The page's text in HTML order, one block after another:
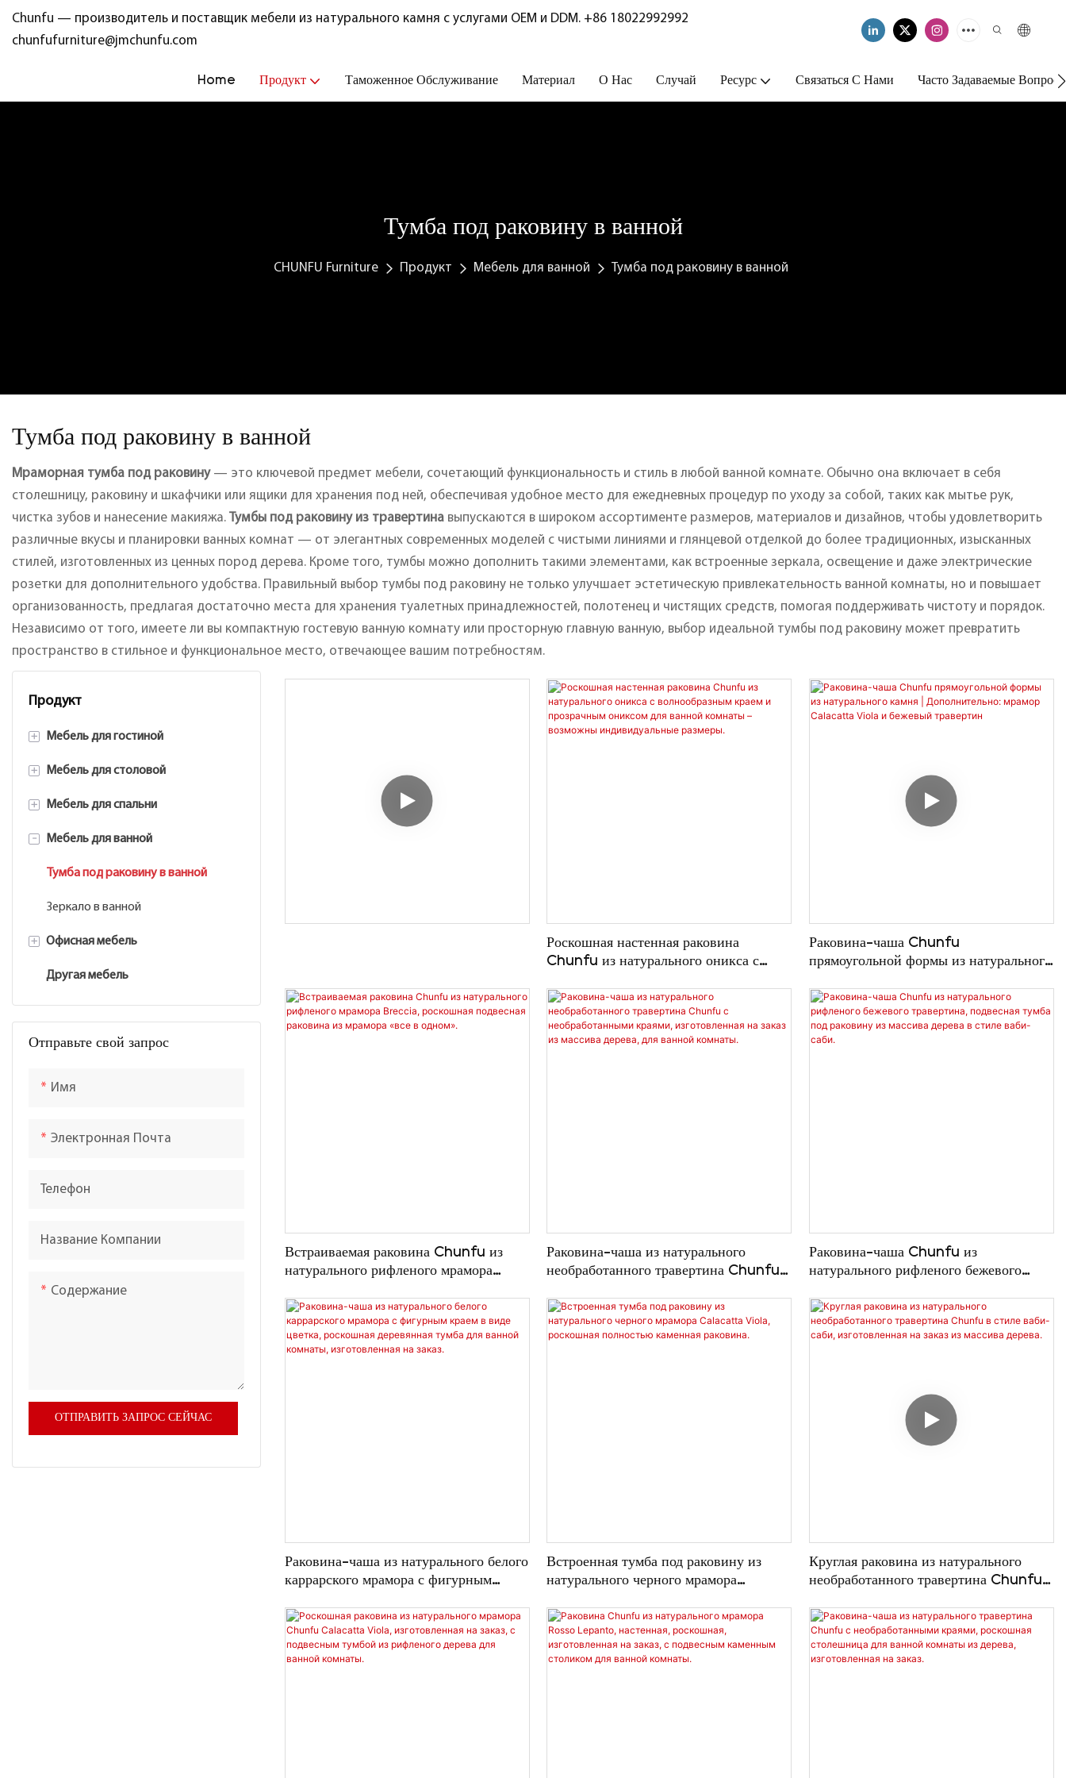
Chunfu — производитель и поставщик мебели из натурального камня с услугами OEM и DDM. +86 18022992992
chunfufurniture@jmchunfu.com
Home Продукт Таможенное Обслуживание Материал О Нас Случай Ресурс Связаться С Нами Часто Задаваемые
Тумба под раковину в ванной
CHUNFU Furniture Продукт Мебель для ванной Тумба под раковину в ванной
Тумба под раковину в ванной
Мраморная тумба под раковину— это ключевой предмет мебели, сочетающий функциональность и стиль в любой ванной комнате. Обычно она включает в себя
столешницу, раковину и шкафчики или ящики для хранения под ней, обеспечивая удобное место для ежедневных процедур по уходу за собой, таких как мытье рук,
чистка зубов и нанесение макияжа. Тумбы под раковину из травертина выпускаются в широком ассортименте размеров, материалов и дизайнов, чтобы удовлетворить
различные вкусы и планировки ванных комнат — от элегантных современных моделей с чистыми линиями и глянцевой отделкой до более традиционных, изысканных
стилей, изготовленных из ценных пород дерева. Кроме того, тумбы можно дополнить такими элементами, как встроенные зеркала, освещение и даже электрические
розетки для дополнительного удобства. Правильный выбор тумбы под раковину не только улучшает эстетическую привлекательность ванной комнаты, но и повышает
организованность, предлагая достаточно места для хранения туалетных принадлежностей, полотенец и чистящих средств, помогая поддерживать чистоту и порядок.
Независимо от того, имеете ли вы компактную гостевую ванную комнату или просторную главную ванную, выбор идеальной тумбы под раковину может превратить
пространство в стильное и функциональное место, отвечающее вашим потребностям.
Продукт
+ Мебель для гостиной
Приставной столик
Кофейный столик
Консольный стол
ТВ-тумба
Рама для камина
Предметы декора
+ Мебель для столовой
Обеденный стол
Сервант
+ Мебель для спальни
Прикроватная тумбочка
Туалетный столик
Напольное зеркало
- Мебель для ванной
Тумба под раковину в ванной
Зеркало в ванной
+ Офисная мебель
Офисный стол
Книжный шкаф
Другая мебель
Отправьте свой запрос
Имя
Электронная Почта
Телефон
Название Компании
Содержание
ОТПРАВИТЬ ЗАПРОС СЕЙЧАС
Роскошная настенная раковина
Chunfu из натурального оникса с
ониксом для ванной комнаты –
возможны индивидуальные размеры.
Раковина-чаша Chunfu
прямоугольной формы из натурального
Calacatta Viola и бежевый
травертин
Встраиваемая раковина Chunfu из
натурального рифленого мрамора
раковина из мрамора «все в одном».
Раковина-чаша из натурального
необработанного травертина Chunfu с
изготовленная на заказ из массива
дерева, для ванной комнаты.
Раковина-чаша Chunfu из
натурального рифленого бежевого
раковину из массива дерева в стиле
ваби-саби.
Раковина-чаша из натурального белого
каррарского мрамора с фигурным
деревянная тумба для ванной комнаты,
изготовленная на заказ.
Встроенная тумба под раковину из
натурального черного мрамора
полностью каменная раковина.
Круглая раковина из натурального
необработанного травертина Chunfu в
заказ из массива дерева.